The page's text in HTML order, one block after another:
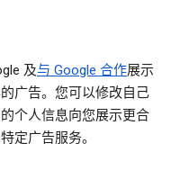
及与 Google 合作展示
广告。您可以修改自己
个人信息向您展示更合
定广告服务。